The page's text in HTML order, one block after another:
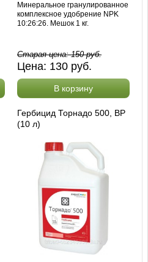
Минеральное гранулированное
комплексное удобрение NPK
10:26:26. Мешок 1 кг.
Старая цена:150руб.
Цена: 130 руб.
В корзину
Гербицид Торнадо 500, ВР
(10 л)